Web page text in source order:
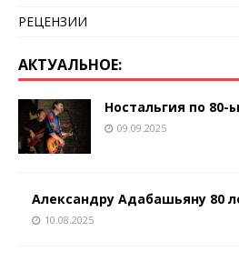
РЕЦЕНЗИИ
АКТУАЛЬНОЕ:
Ностальгия по 80-
09.09.2025
Александру Адабашьяну 80
10.08.2025